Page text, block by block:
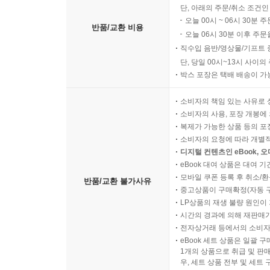
반품/교환 비용
단, 아래의 주문/취소 조건
오늘 00시 ~ 06시 30분
오늘 06시 30분 이후 주
직수입 음반/영상물/기프트
단, 당일 00시~13시 사이의
박스 포장은 택배 배송이
반품/교환 불가사유
소비자의 책임 있는 사유로
소비자의 사용, 포장 개봉
복제가 가능한 상품 등의
소비자의 요청에 따라 개별
디지털 컨텐츠인 eBook,
eBook 대여 상품은 대여 기
모바일 쿠폰 등록 후 취소/
중고상품이 구매확정(자동
LP상품의 재생 불량 원인
시간의 경과에 의해 재판매
전자상거래 등에서의 소비
eBook 세트 상품은 일괄 구
1개의 상품으로 취급 및 판
우, 세트 상품 전부 및 세트